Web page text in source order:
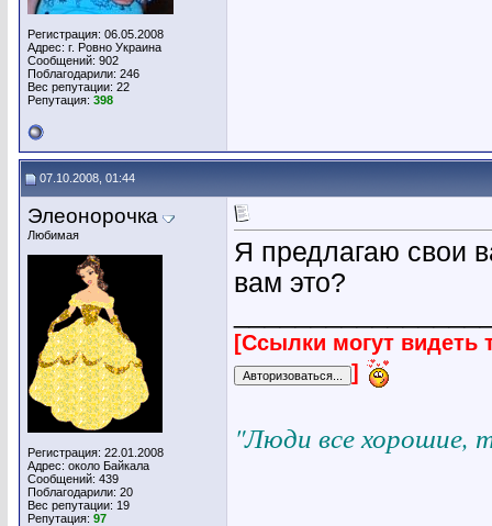
Регистрация: 06.05.2008
Адрес: г. Ровно Украина
Сообщений: 902
Поблагодарили: 246
Вес репутации: 22
Репутация: 398
07.10.2008, 01:44
Элеонорочка
Любимая
Регистрация: 22.01.2008
Адрес: около Байкала
Сообщений: 439
Поблагодарили: 20
Вес репутации: 19
Репутация: 97
Я предлагаю свои
вам это?
[Ссылки могут видеть
]
"Люди все хорошие,